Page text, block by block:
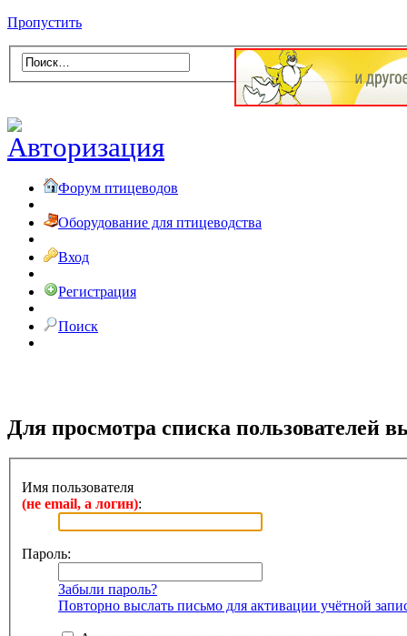
Пропустить
Форум птицеводов
Оборудование для птицеводства
Вход
Регистрация
Поиск
Для просмотра списка пользователей
Имя пользователя
(не email, а логин):
Пароль:
Забыли пароль?
Повторно выслать письмо для активации учётной